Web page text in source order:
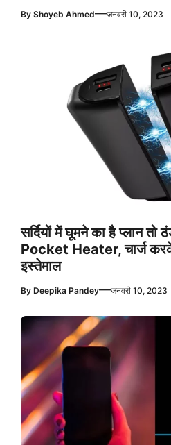
By Shoyeb Ahmed—जनवरी 10, 2023
सर्दियों में घूमने का है प्लान तो
Pocket Heater, चार्ज
इस्तेमाल
By Deepika Pandey—जनवरी 10, 2023